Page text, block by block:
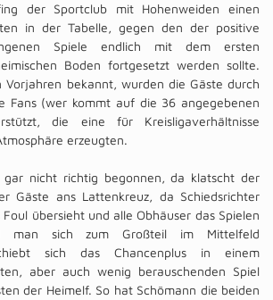
der Sportclub mit Hohenweiden einen
in der Tabelle, gegen den der positive
Spiele endlich mit dem ersten
Boden fortgesetzt werden sollte.
Vorjahren bekannt, wurden die Gäste durch
Fans (wer kommt auf die 36 angegebenen
die eine für Kreisligaverhältnisse
erzeugten.
gar nicht richtig begonnen, da klatscht der
Gäste ans Lattenkreuz, da Schiedsrichter
übersieht und alle Obhäuser das Spielen
man sich zum Großteil im Mittelfeld
sich das Chancenplus in einem
aber auch wenig berauschenden Spiel
der Heimelf. So hat Schömann die beiden